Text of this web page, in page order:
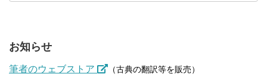
お知らせ
筆者のウェブストア （古典の翻訳等を販売）